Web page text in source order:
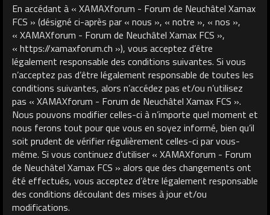
En accédant à « XAMAXforum - Forum de Neuchâtel Xamax
FCS » (désigné ci-après par « nous », « notre », « nos »,
« XAMAXforum - Forum de Neuchâtel Xamax FCS »,
« https://xamaxforum.ch »), vous acceptez d’être
légalement responsable des conditions suivantes. Si vous
n’acceptez pas d’être légalement responsable de toutes les
conditions suivantes, alors n’accédez pas et/ou n’utilisez
pas « XAMAXforum - Forum de Neuchâtel Xamax FCS ».
Nous pouvons modifier celles-ci à n’importe quel moment et
nous ferons tout pour que vous en soyez informé, bien qu’il
soit prudent de vérifier régulièrement celles-ci par vous-
même. Si vous continuez d’utiliser « XAMAXforum - Forum
de Neuchâtel Xamax FCS » alors que des changements ont
été effectués, vous acceptez d’être légalement responsable
des conditions découlant des mises à jour et/ou
modifications.